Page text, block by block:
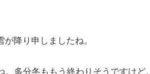
降り申しましたね。
多分冬ももう終わりそうですけど。